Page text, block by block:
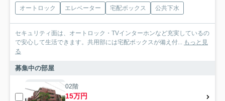
オートロック エレベーター 宅配ボックス 公共下水
セキュリティ面は、オートロック・TVインターホンなど充実しているの
で安心して生活できます。共用部には宅配ボックスが備え付... もっと見
る
募集中の部屋
02階
15万円